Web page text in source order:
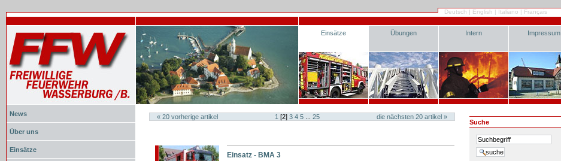
Deutsch | English | Italiano | Français
Einsätze Übungen Intern Impressum
News
Über uns
Einsätze
« 20vorherige artikel die nächsten20 artikel »
1 [2] 3 4 5 25
Einsatz - BMA 3
Suche